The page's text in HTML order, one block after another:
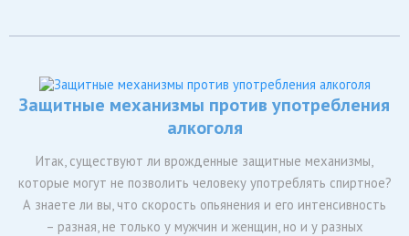
Защитные механизмы против употребления
алкоголя
Итак, существуют ли врожденные защитные механизмы,
которые могут не позволить человеку употреблять спиртное?
А знаете ли вы, что скорость опьянения и его интенсивность
– разная, не только у мужчин и женщин, но и у разных